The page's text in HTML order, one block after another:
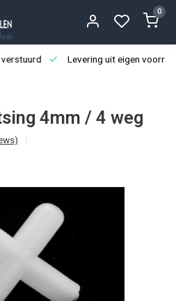
0
Levering uit eigen
4mm / 4 weg